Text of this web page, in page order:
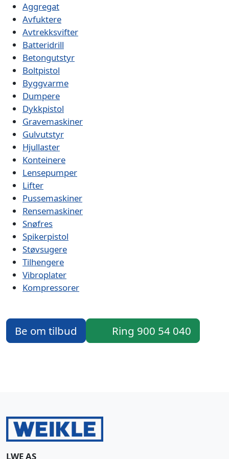
Aggregat
Avfuktere
Avtrekksvifter
Batteridrill
Betongutstyr
Boltpistol
Byggvarme
Dumpere
Dykkpistol
Gravemaskiner
Gulvutstyr
Hjullaster
Konteinere
Lensepumper
Lifter
Pussemaskiner
Rensemaskiner
Snøfres
Spikerpistol
Støvsugere
Tilhengere
Vibroplater
Kompressorer
Be om tilbud Ring 900 54 040
LWE AS